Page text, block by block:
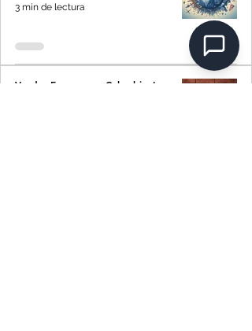
3 min de lectura
Vender Empresa en Colombia: La